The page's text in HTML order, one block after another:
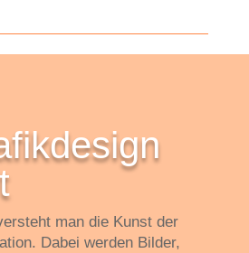
man die Kunst der
Dabei werden Bilder,